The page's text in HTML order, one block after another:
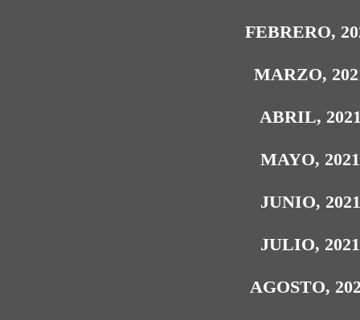
FEBRERO,
MARZO,
ABRIL,
MAYO, 2021
JUNIO, 2021
JULIO, 2021
AGOSTO,